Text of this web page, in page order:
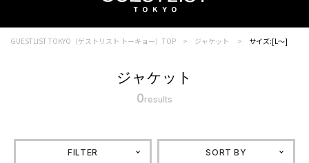
GUESTLIST TOKYO（ゲストリスト トーキョー）TOP ジャケット サイズ:[L～]
ジャケット
0results
FILTER SORT BY